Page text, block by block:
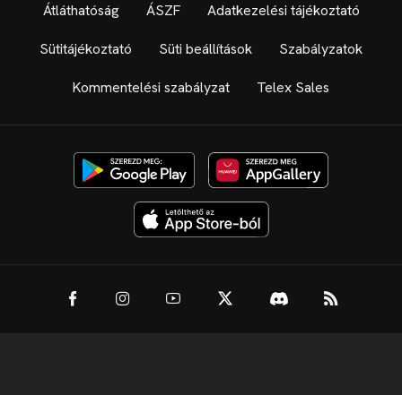
Átláthatóság ÁSZF Adatkezelési tájékoztató
Sütitájékoztató Süti beállítások Szabályzatok
Kommentelési szabályzat Telex Sales